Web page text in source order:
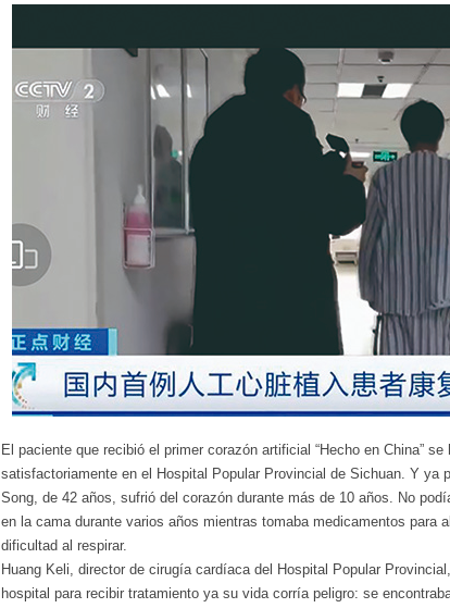
El paciente que recibió el primer corazón artificial “Hecho en China” se
satisfactoriamente en el Hospital Popular Provincial de Sichuan. Y ya
Song, de 42 años, sufrió del corazón durante más de 10 años. No
en la cama durante varios años mientras tomaba medicamentos para
dificultad al respirar.
Huang Keli, director de cirugía cardíaca del Hospital Popular
hospital para recibir tratamiento ya su vida corría peligro: se